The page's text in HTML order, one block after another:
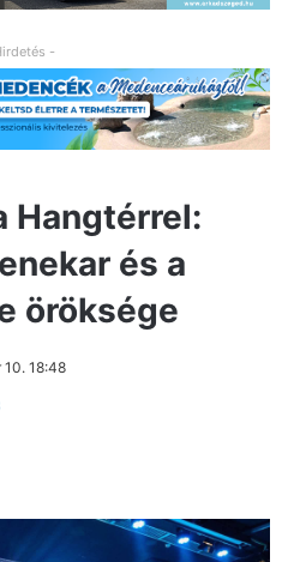
-
Hangtérrel:
és a
öröksége
10. 18:48